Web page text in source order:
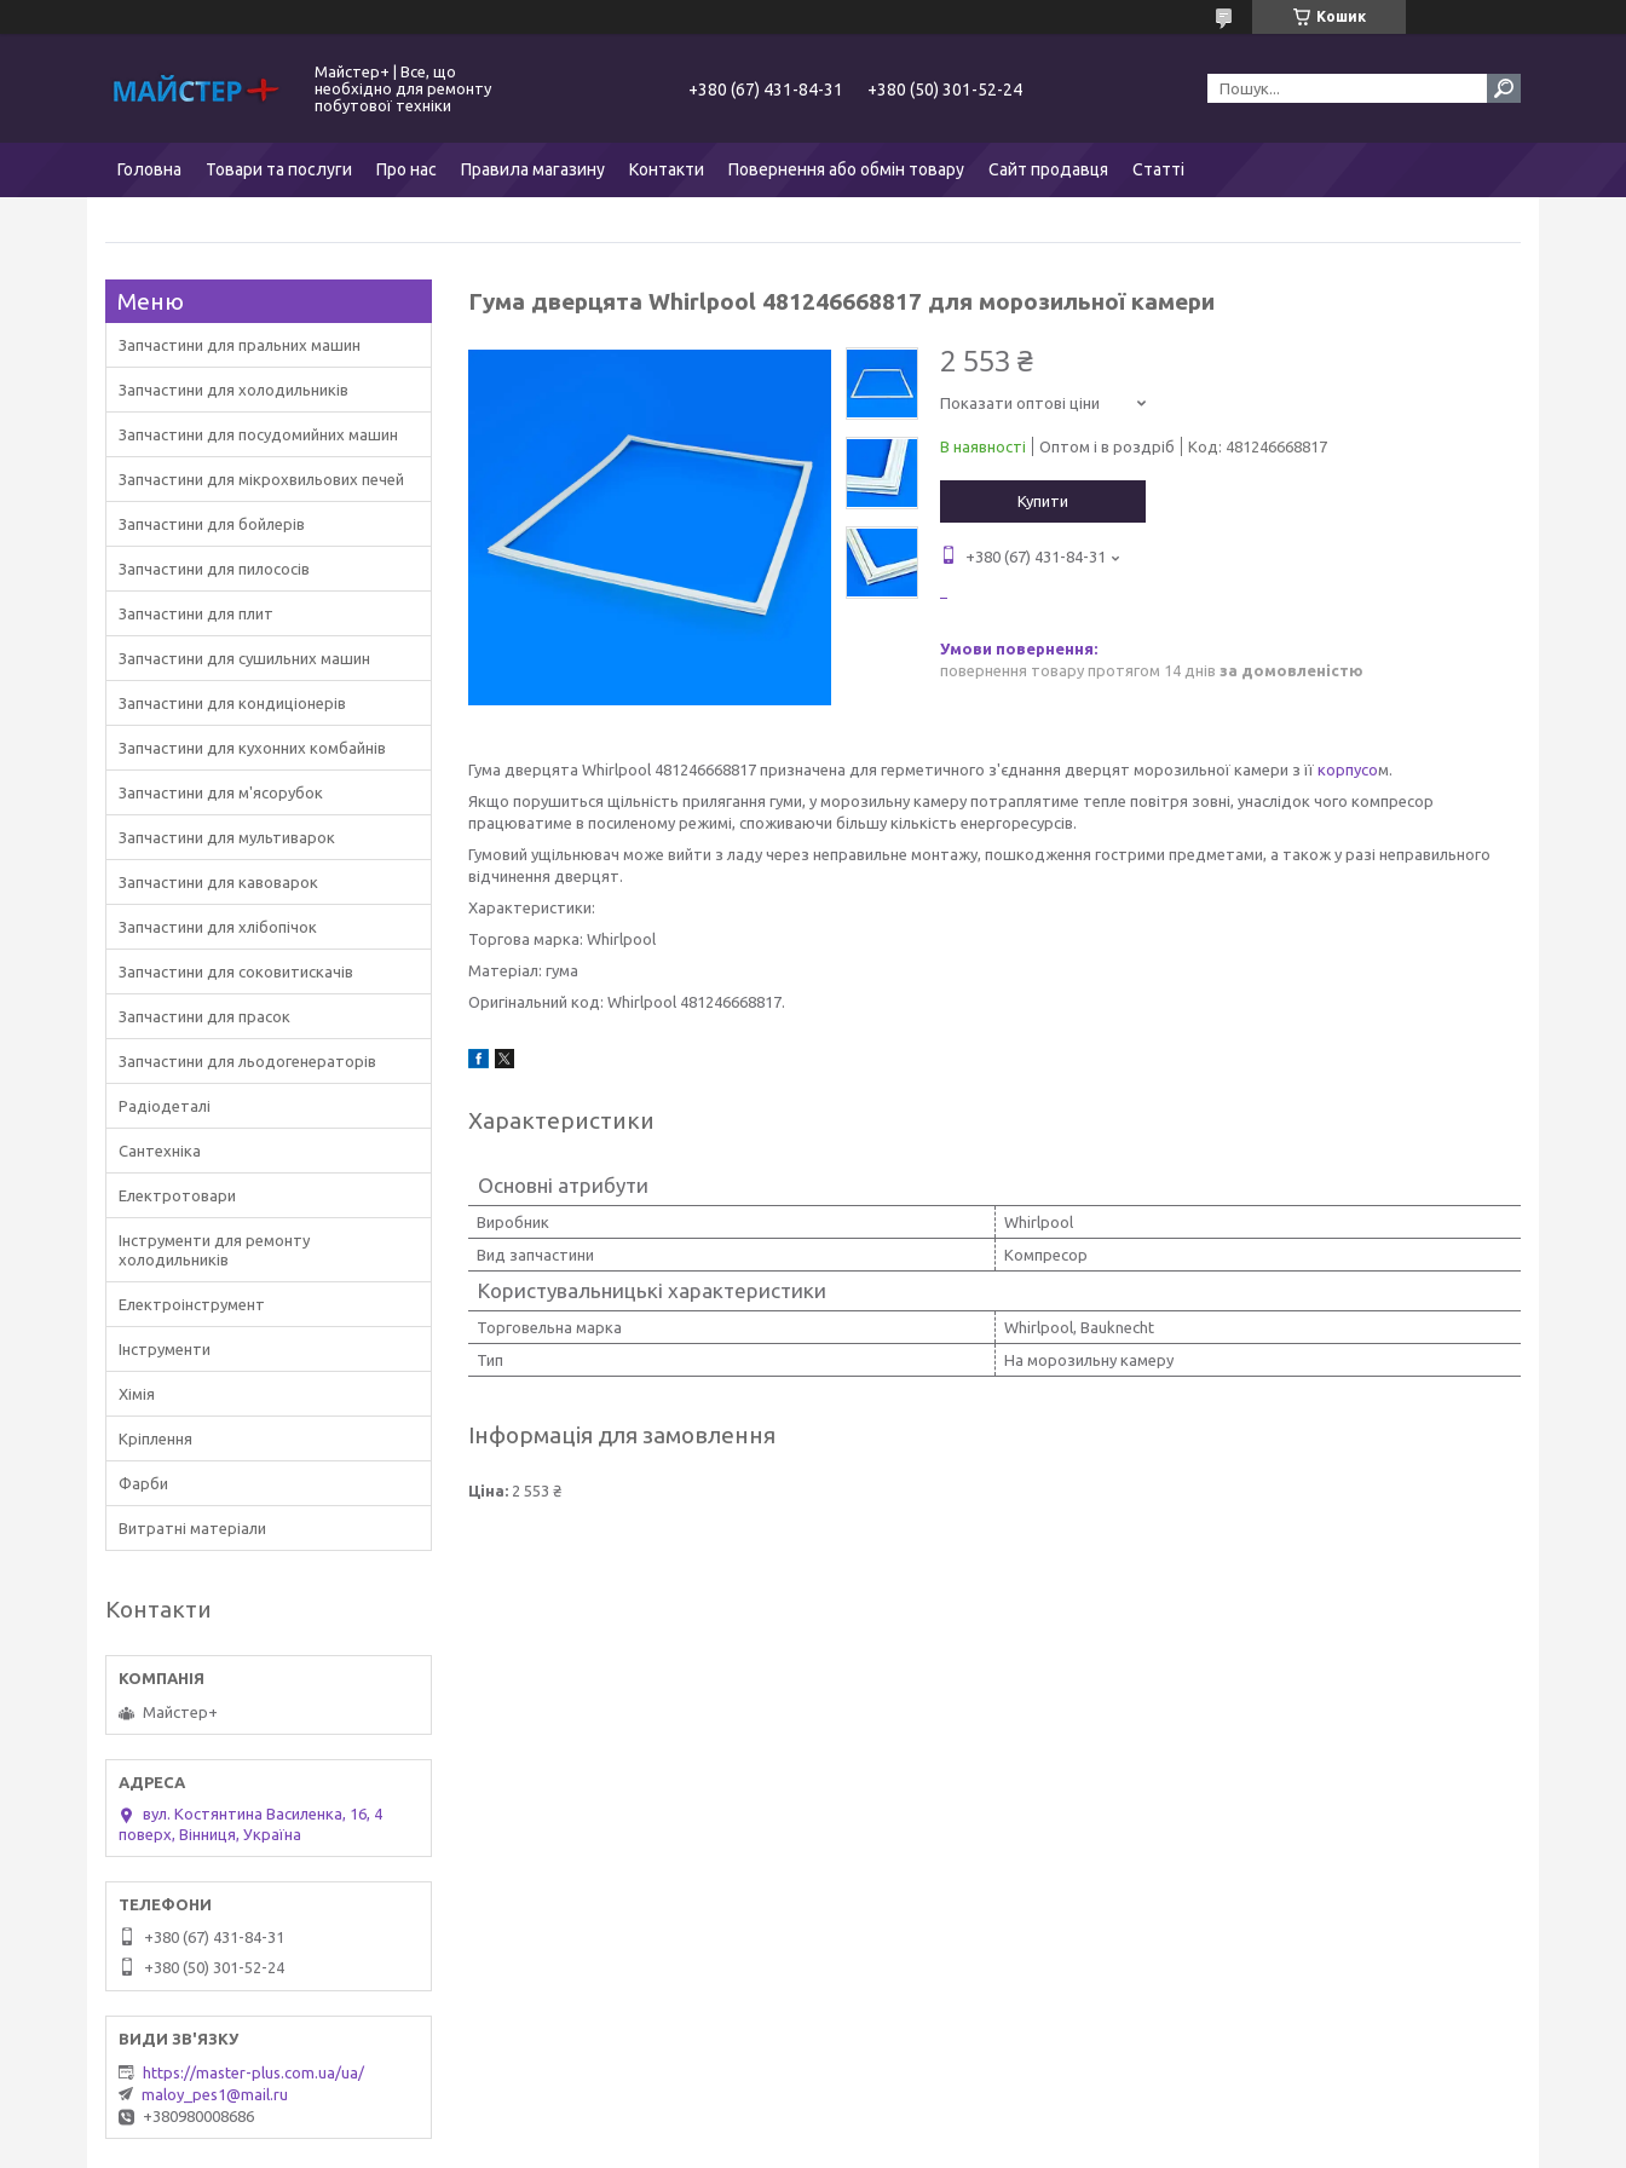
Кошик
Майстер+ | Все, що
необхідно для ремонту
побутової техніки
+380 (67) 431-84-31 +380 (50) 301-52-24
Головна Товари та послуги Про нас Правила магазину Контакти Повернення або обмін товару Сайт продавця Статті
Гума дверцята Whirlpool 481246668817 для морозильної камери
2 553 ₴
Показати оптові ціни
В наявності Оптом і в роздріб Код: 481246668817
Купити
+380 (67) 431-84-31
повернення товару протягом 14 днів за домовленістю
Гума дверцята Whirlpool 481246668817 призначена для герметичного з'єднання дверцят морозильної камери з її корпусом.
Якщо порушиться щільність прилягання гуми, у морозильну камеру потраплятиме тепле повітря зовні, унаслідок чого компресор
працюватиме в посиленому режимі, споживаючи більшу кількість енергоресурсів.
Гумовий ущільнювач може вийти з ладу через неправильне монтажу, пошкодження гострими предметами, а також у разі неправильного
відчинення дверцят.
Характеристики:
Торгова марка: Whirlpool
Матеріал: гума
Оригінальний код: Whirlpool 481246668817.
Характеристики
Основні атрибути
Виробник
Whirlpool
Вид запчастини
Компресор
Користувальницькі характеристики
Торговельна марка
Whirlpool, Bauknecht
Тип
На морозильну камеру
Інформація для замовлення
Ціна: 2 553 ₴
Запчастини для пральних машин
Запчастини для холодильників
Запчастини для посудомийних машин
Запчастини для мікрохвильових печей
Запчастини для бойлерів
Запчастини для пилососів
Запчастини для плит
Запчастини для сушильних машин
Запчастини для кондиціонерів
Запчастини для кухонних комбайнів
Запчастини для м'ясорубок
Запчастини для мультиварок
Запчастини для кавоварок
Запчастини для хлібопічок
Запчастини для соковитискачів
Запчастини для прасок
Запчастини для льодогенераторів
Радіодеталі
Сантехніка
Електротовари
Інструменти для ремонту
холодильників
Електроінструмент
Інструменти
Хімія
Кріплення
Фарби
Витратні матеріали
Контакти
Майстер+
вул. Костянтина Василенка, 16, 4
поверх, Вінниця, Україна
+380 (67) 431-84-31
+380 (50) 301-52-24
https://master-plus.com.ua/ua/
maloy_pes1@mail.ru
+380980008686